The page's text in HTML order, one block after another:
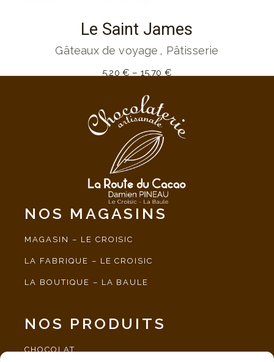
Le Saint James
Gâteaux de voyage Pâtisserie
5,20 € – 15,70 €
NOS MAGASINS
MAGASIN – LE CROISIC
LA FABRIQUE – LE CROISIC
LA BOUTIQUE – LA BAULE
NOS PRODUITS
CHOCOLAT